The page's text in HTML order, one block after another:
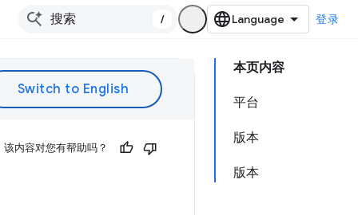
/ 登录
本页内容
平台
版本
版本
该内容对您有帮助吗？